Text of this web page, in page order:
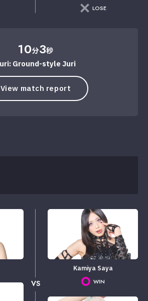
LOSE
10分3秒
Ground-style Juri
View match report
VS
Kamiya Saya
WIN